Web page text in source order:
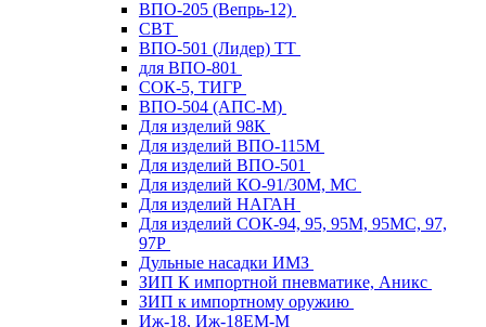
ВПО-205 (Вепрь-12)
СВТ
ВПО-501 (Лидер) ТТ
для ВПО-801
СОК-5, ТИГР
ВПО-504 (АПС-М)
Для изделий 98К
Для изделий ВПО-115М
Для изделий ВПО-501
Для изделий КО-91/30М, МС
Для изделий НАГАН
Для изделий СОК-94, 95, 95М, 95МС, 97,
97Р
Дульные насадки ИМЗ
ЗИП К импортной пневматике, Аникс
ЗИП к импортному оружию
Иж-18, Иж-18ЕМ-М